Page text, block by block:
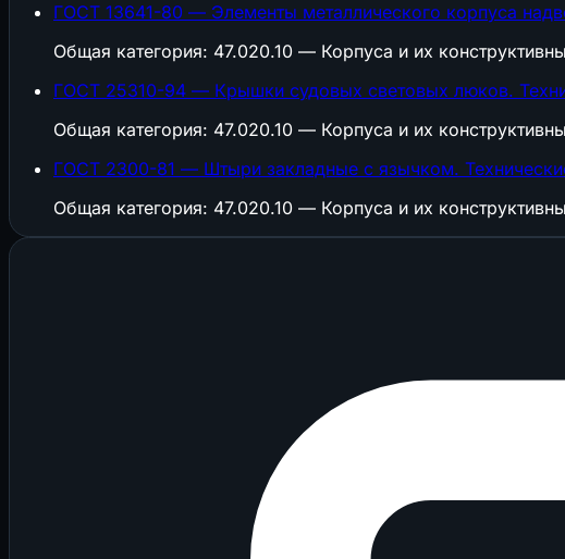
ГОСТ 13641-80 — Элементы металлического корпуса
Общая категория: 47.020.10 — Корпуса и их
ГОСТ 25310-94 — Крышки судовых световых люков.
Общая категория: 47.020.10 — Корпуса и их
ГОСТ 2300-81 — Штыри закладные с язычком.
Общая категория: 47.020.10 — Корпуса и их